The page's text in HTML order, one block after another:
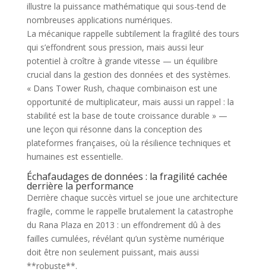
illustre la puissance mathématique qui sous-tend de
nombreuses applications numériques.
La mécanique rappelle subtilement la fragilité des tours
qui s’effondrent sous pression, mais aussi leur
potentiel à croître à grande vitesse — un équilibre
crucial dans la gestion des données et des systèmes.
« Dans Tower Rush, chaque combinaison est une
opportunité de multiplicateur, mais aussi un rappel : la
stabilité est la base de toute croissance durable » —
une leçon qui résonne dans la conception des
plateformes françaises, où la résilience techniques et
humaines est essentielle.
Échafaudages de données : la fragilité cachée
derrière la performance
Derrière chaque succès virtuel se joue une architecture
fragile, comme le rappelle brutalement la catastrophe
du Rana Plaza en 2013 : un effondrement dû à des
failles cumulées, révélant qu’un système numérique
doit être non seulement puissant, mais aussi
**robuste**.